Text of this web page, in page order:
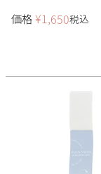
価格 ¥1,650税込